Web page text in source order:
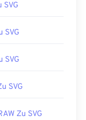
Stattdessen
um eine
SVG
SVG
SVG
SVG
Zu SVG